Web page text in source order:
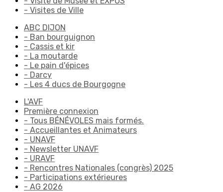
- Visites de Ville
ABC DIJON
- Ban bourguignon
- Cassis et kir
- La moutarde
- Le pain d'épices
- Darcy
- Les 4 ducs de Bourgogne
L'AVF
Première connexion
- Tous BÉNÉVOLES mais formés.
- Accueillantes et Animateurs
- UNAVF
- Newsletter UNAVF
- URAVF
- Rencontres Nationales (congrès) 2025
- Participations extérieures
- AG 2026